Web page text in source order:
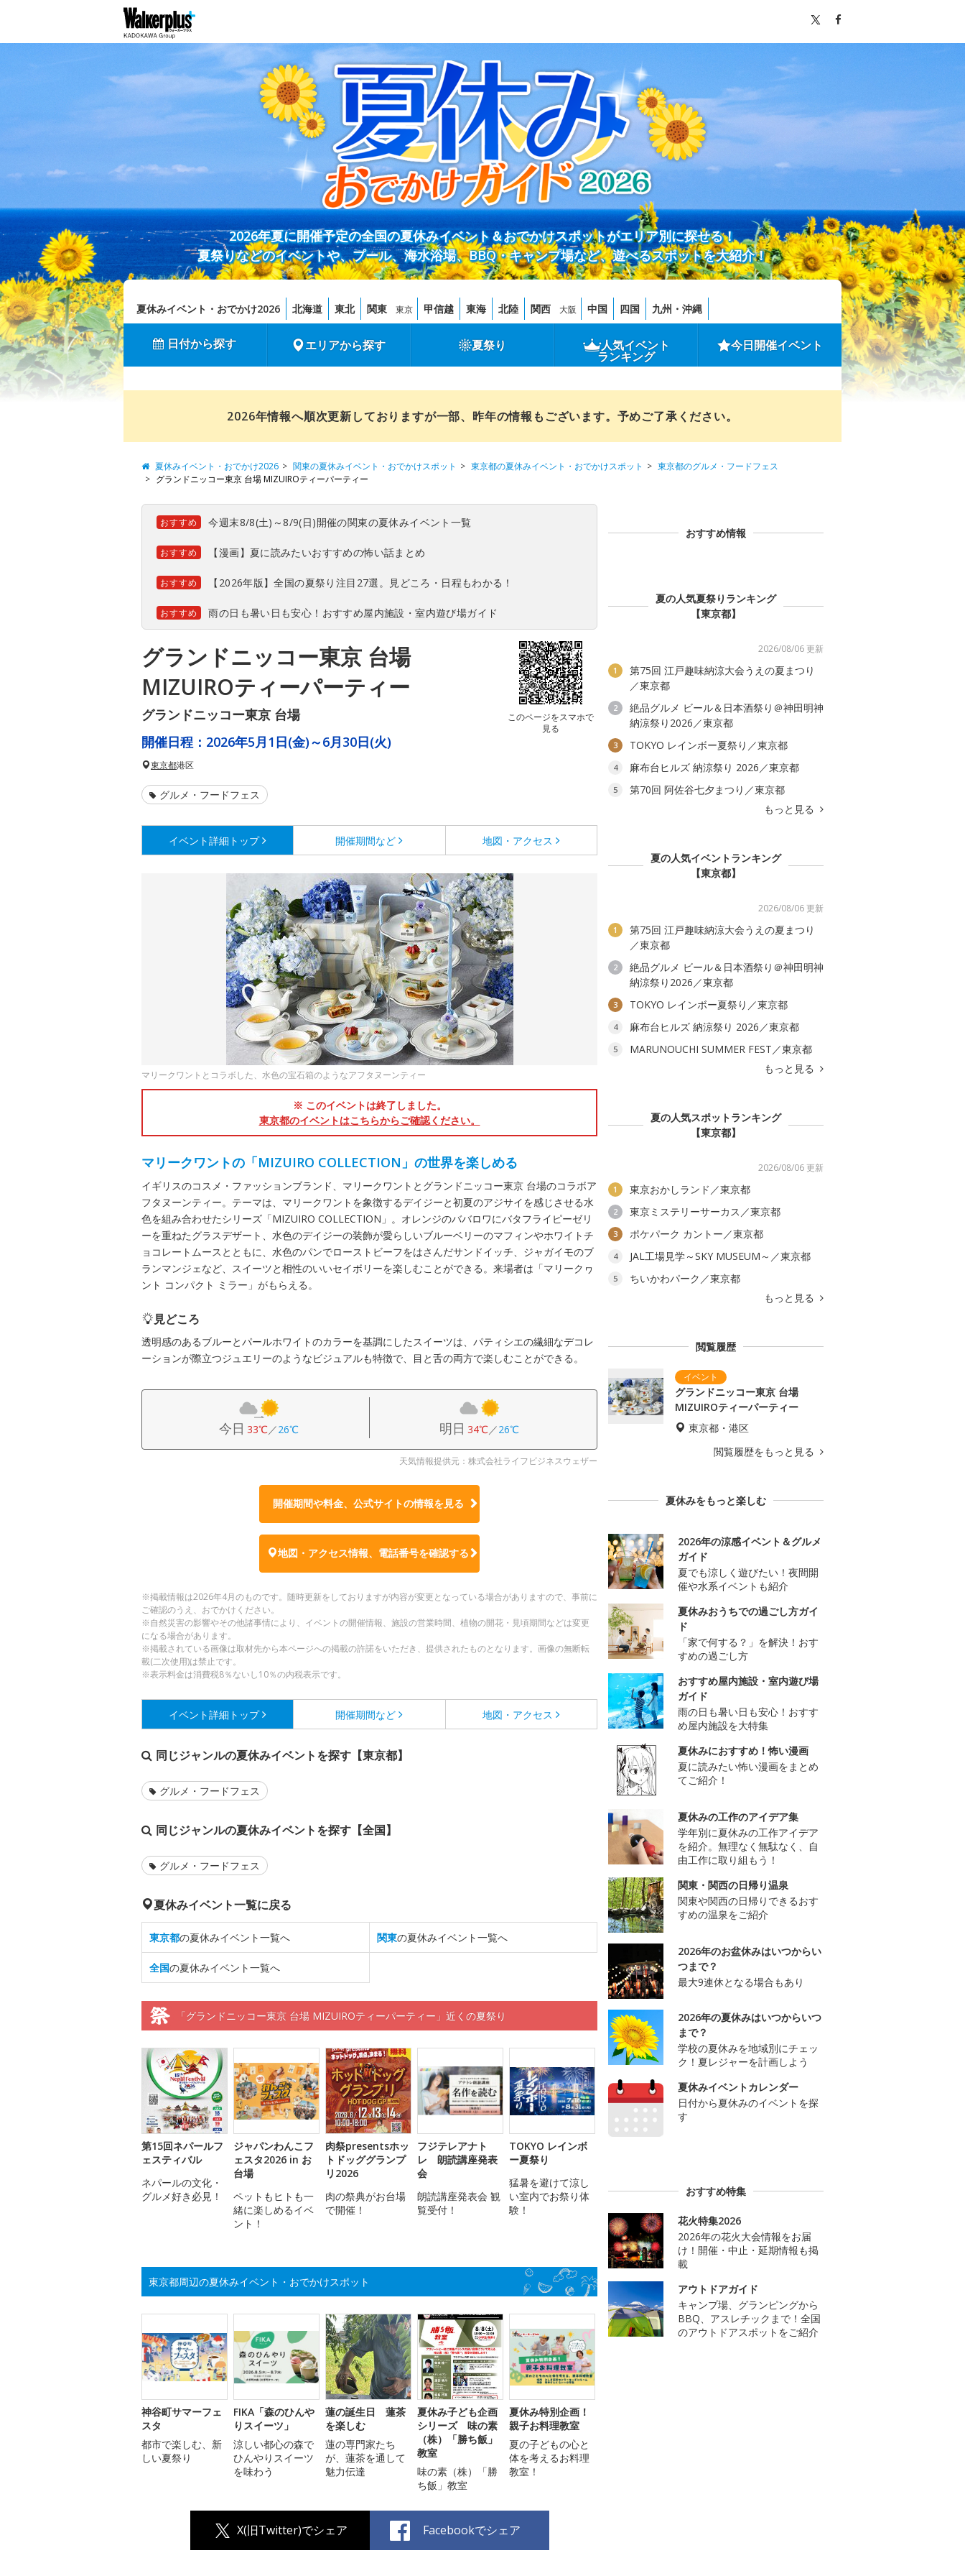
2026年夏に開催予定の全国の夏休みイベント＆おでかけスポットがエリア別に探せる！
夏祭りなどのイベントや、プール、海水浴場、BBQ・キャンプ場など、遊べるスポットを大紹介！
夏休みイベント・おでかけ2026 北海道 東北 関東 東京 甲信越 東海 北陸 関西 大阪 中国 四国 九州・沖縄
日付から探す エリアから探す 夏祭り 人気イベント
ランキング
今日開催イベント
2026年情報へ順次更新しておりますが一部、昨年の情報もございます。予めご了承ください。
夏休みイベント・おでかけ2026 関東の夏休みイベント・おでかけスポット 東京都の夏休みイベント・おでかけスポット
東京都のグルメ・フードフェス
グランドニッコー東京 台場 MIZUIROティーパーティー
おすすめ 今週末8/8(土)～8/9(日)開催の関東の夏休みイベント一覧
おすすめ 【漫画】夏に読みたいおすすめの怖い話まとめ
おすすめ 【2026年版】全国の夏祭り注目27選。見どころ・日程もわかる！
おすすめ 雨の日も暑い日も安心！おすすめ屋内施設・室内遊び場ガイド
グランドニッコー東京 台場
MIZUIROティーパーティー
グランドニッコー東京 台場
このページをスマホで
見る
開催日程： 2026年5月1日(金)～6月30日(火)
東京都港区
グルメ・フードフェス
イベント詳細 トップ 開催期間など 地図・アクセス
マリークワントとコラボした、水色の宝石箱のようなアフタヌーンティー
※ このイベントは終了しました。
東京都のイベントはこちらからご確認ください。
マリークワントの「MIZUIRO COLLECTION」の世界を楽しめる
イギリスのコスメ・ファッションブランド、マリークワントとグランドニッコー東京 台場のコラボア
フタヌーンティー。テーマは、マリークワントを象徴するデイジーと初夏のアジサイを感じさせる水
色を組み合わせたシリーズ「MIZUIRO COLLECTION」。オレンジのババロワにバタフライピーゼリ
ーを重ねたグラスデザート、水色のデイジーの装飾が愛らしいブルーベリーのマフィンやホワイトチ
ョコレートムースとともに、水色のパンでローストビーフをはさんだサンドイッチ、ジャガイモのブ
ランマンジェなど、スイーツと相性のいいセイボリーを楽しむことができる。来場者は「マリークヮ
ント コンパクト ミラー」がもらえる。
見どころ
透明感のあるブルーとパールホワイトのカラーを基調にしたスイーツは、パティシエの繊細なデコレ
ーションが際立つジュエリーのようなビジュアルも特徴で、目と舌の両方で楽しむことができる。
今日 33℃／26℃ 明日 34℃／26℃
天気情報提供元：株式会社ライフビジネスウェザー
開催期間や料金、公式サイトの情報を見る
地図・アクセス情報、電話番号を確認する
※掲載情報は2026年4月のものです。随時更新をしておりますが内容が変更となっている場合がありますので、事前に
ご確認のうえ、おでかけください。
※自然災害の影響やその他諸事情により、イベントの開催情報、施設の営業時間、植物の開花・見頃期間などは変更
になる場合があります。
※掲載されている画像は取材先から本ページへの掲載の許諾をいただき、提供されたものとなります。画像の無断転
載(二次使用)は禁止です。
※表示料金は消費税8％ないし10％の内税表示です。
イベント詳細 トップ 開催期間など 地図・アクセス
同じジャンルの夏休みイベントを探す【東京都】
グルメ・フードフェス
同じジャンルの夏休みイベントを探す【全国】
グルメ・フードフェス
夏休みイベント一覧に戻る
東京都の夏休みイベント一覧へ 関東の夏休みイベント一覧へ
全国の夏休みイベント一覧へ
「グランドニッコー東京 台場 MIZUIROティーパーティー」近くの夏祭り
第15回ネパールフ
ェスティバル
ネパールの文化・
グルメ好き必見！
ジャパンわんこフ
ェスタ2026 in お
台場
ペットもヒトも一
緒に楽しめるイベ
ント！
肉祭presentsホッ
トドッググランプ
リ2026
肉の祭典がお台場
で開催！
フジテレアナト
レ 朗読講座発表
会
朗読講座発表会 観
覧受付！
TOKYO レインボ
ー夏祭り
猛暑を避けて涼し
い室内でお祭り体
験！
東京都周辺の夏休みイベント・おでかけスポット
神谷町サマーフェ
スタ
都市で楽しむ、新
しい夏祭り
FIKA「森のひんや
りスイーツ」
涼しい都心の森で
ひんやりスイーツ
を味わう
蓮の誕生日 蓮茶
を楽しむ
蓮の専門家たち
が、蓮茶を通して
魅力伝達
夏休み子ども企画
シリーズ 味の素
（株）「勝ち飯」
教室
味の素（株）「勝
ち飯」教室
夏休み特別企画！
親子お料理教室
夏の子どもの心と
体を考えるお料理
教室！
X(旧Twitter)でシェア Facebookでシェア
おすすめ情報
夏の人気夏祭りランキング
【東京都】
2026/08/06 更新
1
第75回 江戸趣味納涼大会うえの夏まつり
／東京都
2
絶品グルメ ビール＆日本酒祭り＠神田明神
納涼祭り2026／東京都
3 TOKYO レインボー夏祭り／東京都
4 麻布台ヒルズ 納涼祭り 2026／東京都
5
第70回 阿佐谷七夕まつり／東京都
もっと見る
夏の人気イベントランキング
【東京都】
2026/08/06 更新
1
第75回 江戸趣味納涼大会うえの夏まつり
／東京都
2
絶品グルメ ビール＆日本酒祭り＠神田明神
納涼祭り2026／東京都
3 TOKYO レインボー夏祭り／東京都
4 麻布台ヒルズ 納涼祭り 2026／東京都
5
MARUNOUCHI SUMMER FEST／東京都
もっと見る
夏の人気スポットランキング
【東京都】
2026/08/06 更新
1 東京おかしランド／東京都
2 東京ミステリーサーカス／東京都
3 ポケパーク カントー／東京都
4 JAL工場見学～SKY MUSEUM～／東京都
5
ちいかわパーク／東京都
もっと見る
閲覧履歴
グランドニッコー東京 台場
MIZUIROティーパーティー
東京都・港区
閲覧履歴をもっと見る
夏休みをもっと楽しむ
2026年の涼感イベント＆グルメ
ガイド
夏でも涼しく遊びたい！夜間開
催や水系イベントも紹介
夏休みおうちでの過ごし方ガイ
ド
「家で何する？」を解決！おす
すめの過ごし方
おすすめ屋内施設・室内遊び場
ガイド
雨の日も暑い日も安心！おすす
め屋内施設を大特集
夏休みにおすすめ！怖い漫画
夏に読みたい怖い漫画をまとめ
てご紹介！
夏休みの工作のアイデア集
学年別に夏休みの工作アイデア
を紹介。無理なく無駄なく、自
由工作に取り組もう！
関東・関西の日帰り温泉
関東や関西の日帰りできるおす
すめの温泉をご紹介
2026年のお盆休みはいつからい
つまで？
最大9連休となる場合もあり
2026年の夏休みはいつからいつ
まで？
学校の夏休みを地域別にチェッ
ク！夏レジャーを計画しよう
夏休みイベントカレンダー
日付から夏休みのイベントを探
す
おすすめ特集
花火特集2026
2026年の花火大会情報をお届
け！開催・中止・延期情報も掲
載
アウトドアガイド
キャンプ場、グランピングから
BBQ、アスレチックまで！全国
のアウトドアスポットをご紹介